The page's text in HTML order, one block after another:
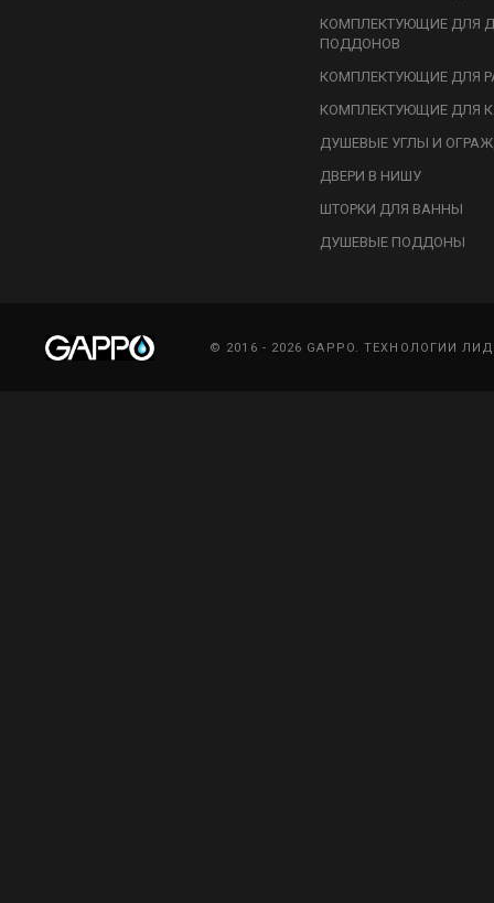
КОМПЛЕКТУЮЩИЕ ДЛЯ
ПОДДОНОВ
КОМПЛЕКТУЮЩИЕ ДЛЯ
КОМПЛЕКТУЮЩИЕ ДЛЯ
ДУШЕВЫЕ УГЛЫ И
ДВЕРИ В НИШУ
ШТОРКИ ДЛЯ ВАННЫ
ДУШЕВЫЕ ПОДДОНЫ
© 2016 - 2026 GAPPO. ТЕХНОЛОГИИ